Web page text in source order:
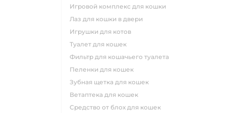
игровой комплекс для кошки
лаз для кошки в двери
игрушки для котов
туалет для кошек
фильтр для кошачьего туалета
пеленки для кошек
зубная щетка для кошек
ветаптека для кошек
средство от блох для кошек